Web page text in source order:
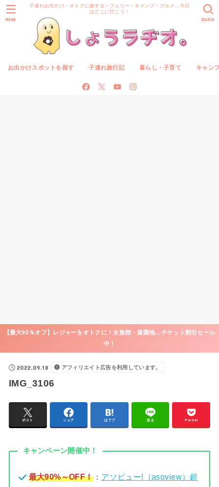
子連れお出かけ・オトクに旅する・フェリー・キャンプ・グルメ…今日
はどこに行こう！
お出かけスポットを探す 子連れ旅行記 暮らし・子育て キャン
SEARCH
MENU
【最大90％オフ】レジャーをオトクに！水族館・遊園地…チケット割引セール
中！
2022.09.18 アフィリエイト広告を利用しています。
IMG_3106
ポスト シェア はてブ 送る Pocket
キャンペーン開催中！
最大90%～OFF！： アソビュー!（asoview）超